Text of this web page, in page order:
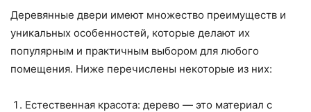
Деревянные двери имеют множество преимуществ и
уникальных особенностей, которые делают их
популярным и практичным выбором для любого
помещения. Ниже перечислены некоторые из них:
Естественная красота: дерево — это материал с